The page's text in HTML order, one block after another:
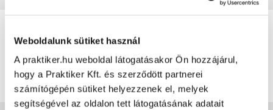
Weboldalunk sütiket használ
A praktiker.hu weboldal látogatásakor Ön hozzájárul,
hogy a Praktiker Kft. és szerződött partnerei
számítógépén sütiket helyezzenek el, melyek
segítségével az oldalon tett látogatásának adatait
0 0 értékelés
Értékelés írása